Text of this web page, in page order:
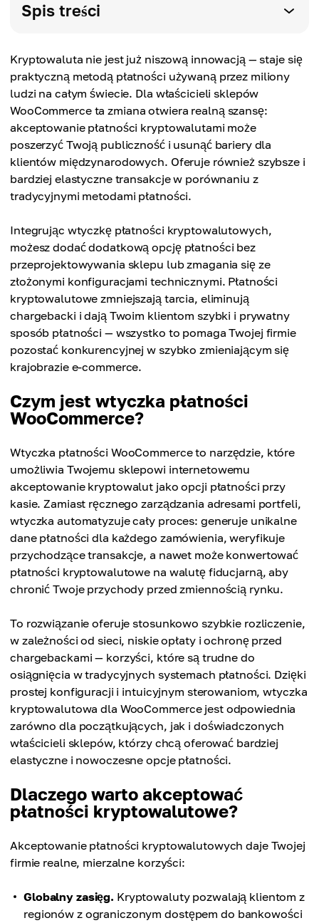
Spis treści
Kryptowaluta nie jest już niszową innowacją — staje się
praktyczną metodą płatności używaną przez miliony
ludzi na całym świecie. Dla właścicieli sklepów
WooCommerce ta zmiana otwiera realną szansę:
akceptowanie płatności kryptowalutami może
poszerzyć Twoją publiczność i usunąć bariery dla
klientów międzynarodowych. Oferuje również szybsze i
bardziej elastyczne transakcje w porównaniu z
tradycyjnymi metodami płatności.
Integrując wtyczkę płatności kryptowalutowych,
możesz dodać dodatkową opcję płatności bez
przeprojektowywania sklepu lub zmagania się ze
złożonymi konfiguracjami technicznymi. Płatności
kryptowalutowe zmniejszają tarcia, eliminują
chargebacki i dają Twoim klientom szybki i prywatny
sposób płatności — wszystko to pomaga Twojej firmie
pozostać konkurencyjnej w szybko zmieniającym się
krajobrazie e-commerce.
Czym jest wtyczka płatności
WooCommerce?
Wtyczka płatności WooCommerce to narzędzie, które
umożliwia Twojemu sklepowi internetowemu
akceptowanie kryptowalut jako opcji płatności przy
kasie. Zamiast ręcznego zarządzania adresami portfeli,
wtyczka automatyzuje cały proces: generuje unikalne
dane płatności dla każdego zamówienia, weryfikuje
przychodzące transakcje, a nawet może konwertować
płatności kryptowalutowe na walutę fiducjarną, aby
chronić Twoje przychody przed zmiennością rynku.
To rozwiązanie oferuje stosunkowo szybkie rozliczenie,
w zależności od sieci, niskie opłaty i ochronę przed
chargebackami — korzyści, które są trudne do
osiągnięcia w tradycyjnych systemach płatności. Dzięki
prostej konfiguracji i intuicyjnym sterowaniom, wtyczka
kryptowalutowa dla WooCommerce jest odpowiednia
zarówno dla początkujących, jak i doświadczonych
właścicieli sklepów, którzy chcą oferować bardziej
elastyczne i nowoczesne opcje płatności.
Dlaczego warto akceptować
płatności kryptowalutowe?
Akceptowanie płatności kryptowalutowych daje Twojej
firmie realne, mierzalne korzyści:
Globalny zasięg. Kryptowaluty pozwalają klientom z
regionów z ograniczonym dostępem do bankowości